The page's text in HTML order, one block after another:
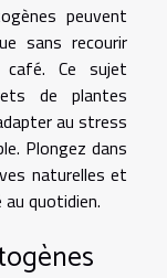
peuvent
sans recourir
Ce sujet
de plantes
au stress
Plongez dans
naturelles et
quotidien.